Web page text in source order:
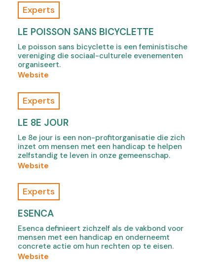
n
e
w
t
a
b
p
e
n
s
i
n
w
t
b
)
f
R
O
S
A
,
e
n
i
n
n
e
t
a
b
)
Experts
LE POISSON SANS BICYCLETTE
Le poisson sans bicyclette is een feministische
vereniging die sociaal-culturele evenementen
organiseert.
Website
f
L
e
p
o
i
o
n
a
n
s
b
Experts
LE 8E JOUR
Le 8e jour is een non-profitorganisatie die zich
inzet om mensen met een handicap te helpen
zelfstandig te leven in onze gemeenschap.
Website
f
L
e
8
e
j
Experts
ESENCA
Esenca definieert zichzelf als de vakbond voor
mensen met een handicap en onderneemt
concrete actie om hun rechten op te eisen.
Website